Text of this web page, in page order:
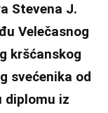
Stevena J.
Velečasnog
kršćanskog
svećenika od
diplomu iz